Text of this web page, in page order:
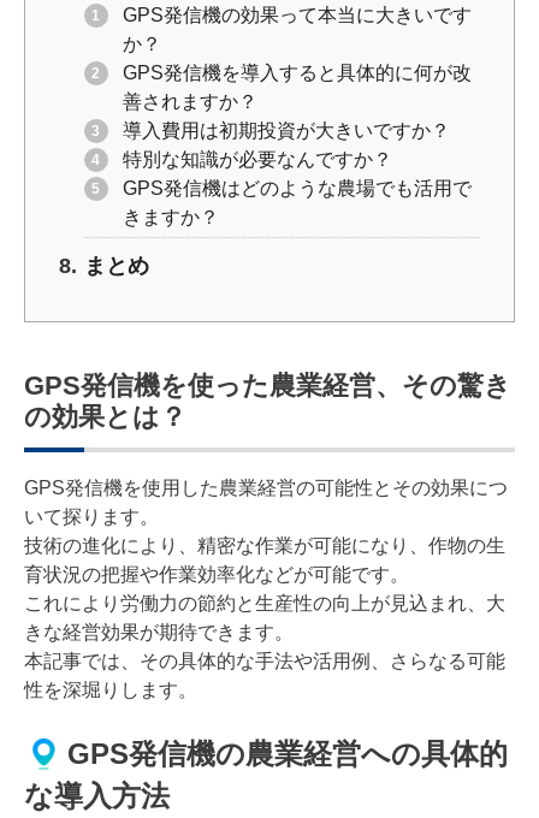
GPS発信機の効果って本当に大きいです
か？
GPS発信機を導入すると具体的に何が改
善されますか？
導入費用は初期投資が大きいですか？
特別な知識が必要なんですか？
GPS発信機はどのような農場でも活用で
きますか？
まとめ
GPS発信機を使った農業経営、その驚き
の効果とは？
GPS発信機を使用した農業経営の可能性とその効果につ
いて探ります。
技術の進化により、精密な作業が可能になり、作物の生
育状況の把握や作業効率化などが可能です。
これにより労働力の節約と生産性の向上が見込まれ、大
きな経営効果が期待できます。
本記事では、その具体的な手法や活用例、さらなる可能
性を深堀りします。
GPS発信機の農業経営への具体的
な導入方法